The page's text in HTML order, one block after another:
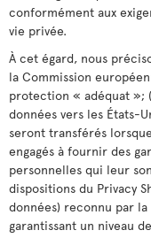
conformément aux
vie privée.
À cet égard, nous
la Commission
protection « adéquat »;
données vers les États-
seront transférés
engagés à fournir des
personnelles qui leur
dispositions du Privacy
données) reconnu par
garantissant un niveau